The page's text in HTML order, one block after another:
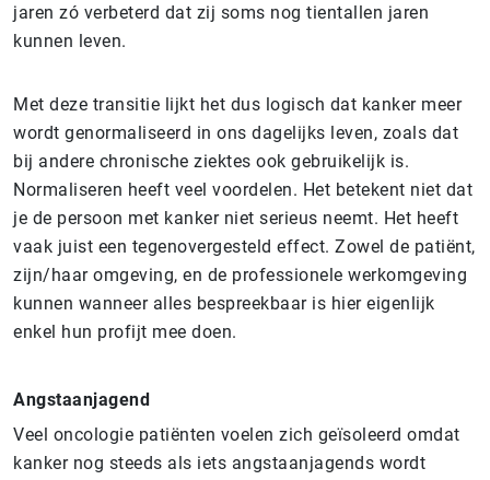
jaren zó verbeterd dat zij soms nog tientallen jaren
kunnen leven.
Met deze transitie lijkt het dus logisch dat kanker meer
wordt genormaliseerd in ons dagelijks leven, zoals dat
bij andere chronische ziektes ook gebruikelijk is.
Normaliseren heeft veel voordelen. Het betekent niet dat
je de persoon met kanker niet serieus neemt. Het heeft
vaak juist een tegenovergesteld effect. Zowel de patiënt,
zijn/haar omgeving, en de professionele werkomgeving
kunnen wanneer alles bespreekbaar is hier eigenlijk
enkel hun profijt mee doen.
Angst­aan­ja­gend
Veel oncologie patiënten voelen zich geïsoleerd omdat
kanker nog steeds als iets angstaanjagends wordt